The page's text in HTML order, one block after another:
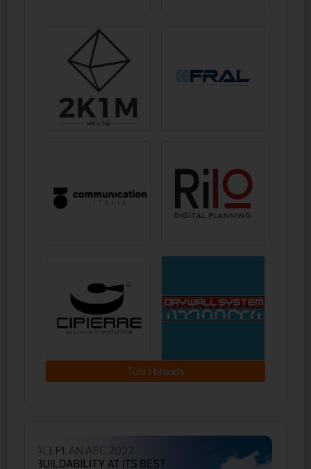
Tutti i brands